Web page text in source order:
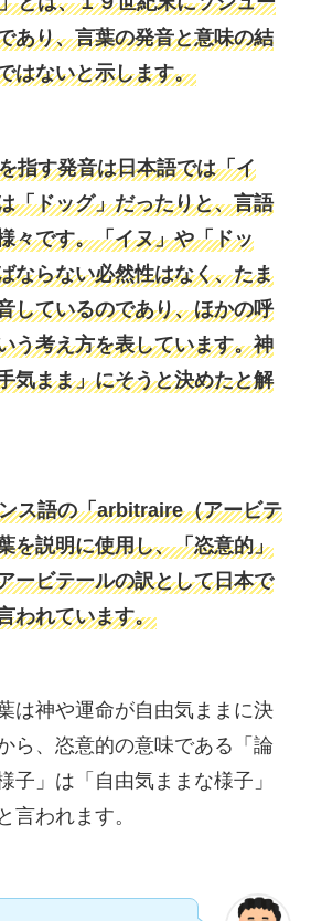
あり、言葉の発音と意味の結
はないと示します。
指す発音は日本語では「イ
「ドッグ」だったりと、言語
々です。「イヌ」や「ドッ
ならない必然性はなく、たま
しているのであり、ほかの呼
う考え方を表しています。神
気まま」にそうと決めたと解
ス語の「arbitraire（アービテ
を説明に使用し、「恣意的」
ービテールの訳として日本で
われています。
は神や運命が自由気ままに決
ら、恣意的の意味である「論
子」は「自由気ままな様子」
言われます。